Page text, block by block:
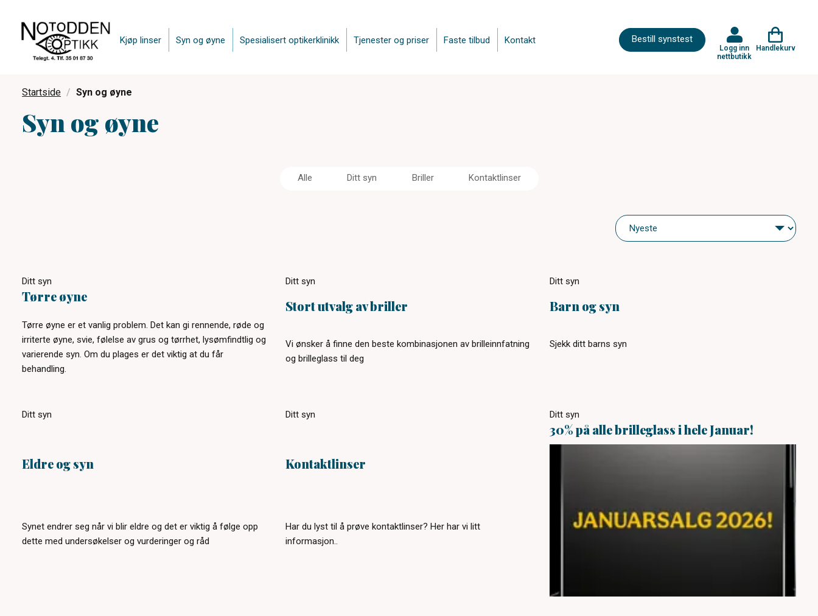
Bestill synstest
Kjøp linser Syn og øyne Spesialisert optikerklinikk Tjenester og priser Faste tilbud Kontakt
Logg inn
nettbutikk
Handlekurv
Startside Syn og øyne
Syn og øyne
Alle Ditt syn Briller Kontaktlinser
Ditt syn
Tørre øyne
Tørre øyne er et vanlig problem. Det kan gi rennende, røde og
irriterte øyne, svie, følelse av grus og tørrhet, lysømfindtlig og
varierende syn. Om du plages er det viktig at du får
behandling.
Ditt syn
Stort utvalg av briller
Vi ønsker å finne den beste kombinasjonen av brilleinnfatning
og brilleglass til deg
Ditt syn
Barn og syn
Sjekk ditt barns syn
Ditt syn
Eldre og syn
Synet endrer seg når vi blir eldre og det er viktig å følge opp
dette med undersøkelser og vurderinger og råd
Ditt syn
Kontaktlinser
Har du lyst til å prøve kontaktlinser? Her har vi litt
informasjon..
Ditt syn
30% på alle brilleglass i hele Januar!